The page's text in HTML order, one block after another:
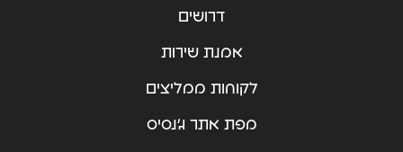
דרושים
אמנת שירות
לקוחות ממליצים
מפת אתר ג’נסיס